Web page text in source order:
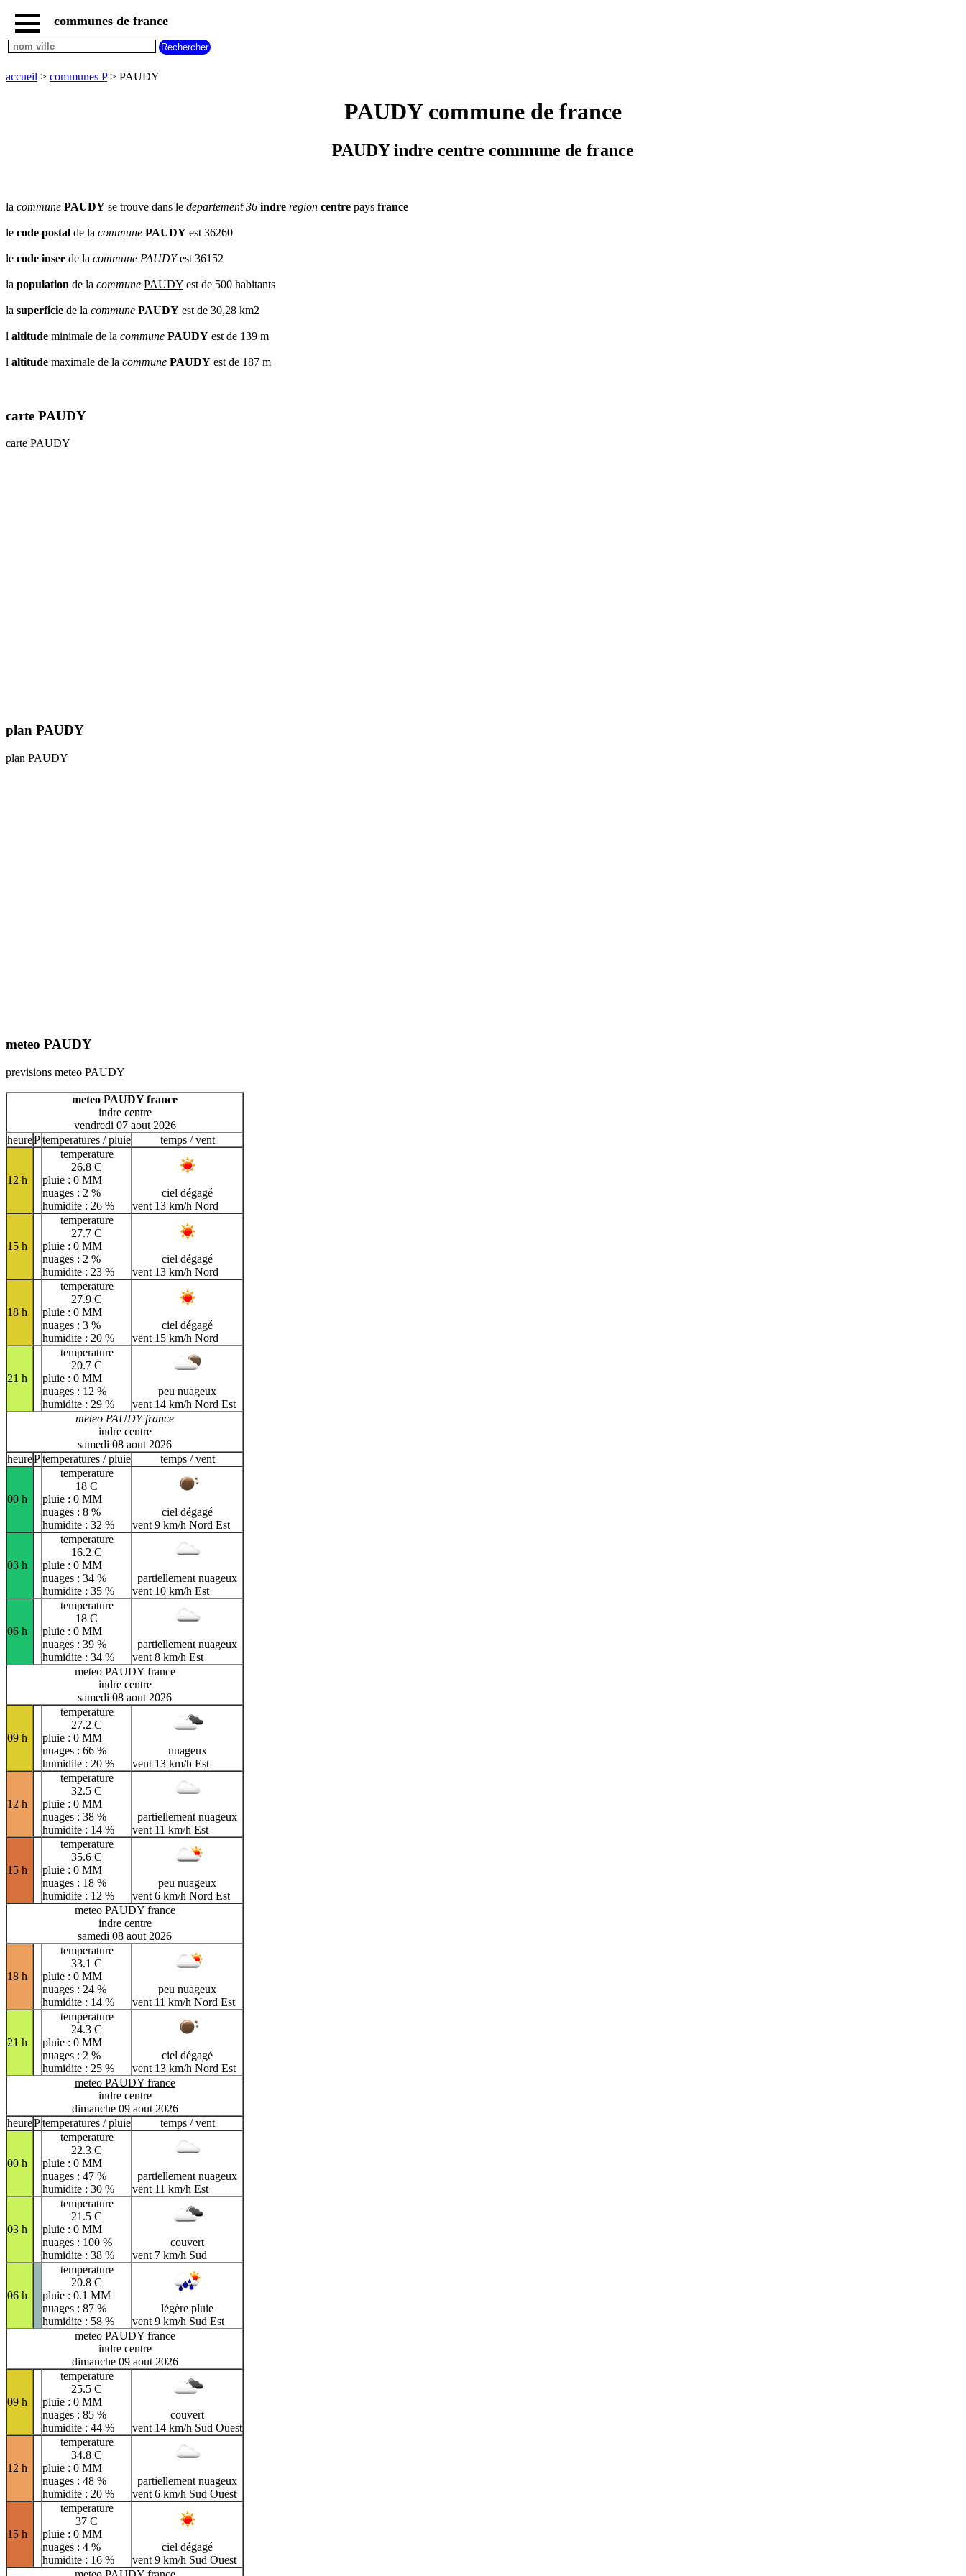
accueil
communes
regions
par
V
W X Y Z
communes de france
accueil > communes P> PAUDY
PAUDY commune de france
PAUDY indre centre commune de france
la commune PAUDY se trouve dans le departement 36 indre region centre pays france
le code postal de la commune PAUDY est 36260
le code insee de la commune PAUDYest 36152
la population de la commune PAUDY est de 500 habitants
la superficie de la commune PAUDY est de 30,28 km2
l altitude minimale de la commune PAUDY est de 139 m
l altitude maximale de la commune PAUDY est de 187 m
carte PAUDY
carte PAUDY
plan PAUDY
plan PAUDY
meteo PAUDY
previsions meteo PAUDY
meteo PAUDY france
indre centre
vendredi 07 aout 2026
heurePtemperatures / pluie temps / vent
12 h
temperature
26.8 C
pluie : 0 MM
nuages : 2 %
humidite : 26 %
ciel dégagé
vent 13 km/h Nord
15 h
temperature
27.7 C
pluie : 0 MM
nuages : 2 %
humidite : 23 %
ciel dégagé
vent 13 km/h Nord
18 h
temperature
27.9 C
pluie : 0 MM
nuages : 3 %
humidite : 20 %
ciel dégagé
vent 15 km/h Nord
21 h
temperature
20.7 C
pluie : 0 MM
nuages : 12 %
humidite : 29 %
peu nuageux
vent 14 km/h Nord Est
meteo PAUDY france
indre centre
samedi 08 aout 2026
heurePtemperatures / pluie temps / vent
00 h
temperature
18 C
pluie : 0 MM
nuages : 8 %
humidite : 32 %
ciel dégagé
vent 9 km/h Nord Est
03 h
temperature
16.2 C
pluie : 0 MM
nuages : 34 %
humidite : 35 %
partiellement nuageux
vent 10 km/h Est
06 h
temperature
18 C
pluie : 0 MM
nuages : 39 %
humidite : 34 %
partiellement nuageux
vent 8 km/h Est
meteo PAUDY france
indre centre
samedi 08 aout 2026
09 h
temperature
27.2 C
pluie : 0 MM
nuages : 66 %
humidite : 20 %
nuageux
vent 13 km/h Est
12 h
temperature
32.5 C
pluie : 0 MM
nuages : 38 %
humidite : 14 %
partiellement nuageux
vent 11 km/h Est
15 h
temperature
35.6 C
pluie : 0 MM
nuages : 18 %
humidite : 12 %
peu nuageux
vent 6 km/h Nord Est
meteo PAUDY france
indre centre
samedi 08 aout 2026
18 h
temperature
33.1 C
pluie : 0 MM
nuages : 24 %
humidite : 14 %
peu nuageux
vent 11 km/h Nord Est
21 h
temperature
24.3 C
pluie : 0 MM
nuages : 2 %
humidite : 25 %
ciel dégagé
vent 13 km/h Nord Est
meteo PAUDY france
indre centre
dimanche 09 aout 2026
heurePtemperatures / pluie temps / vent
00 h
temperature
22.3 C
pluie : 0 MM
nuages : 47 %
humidite : 30 %
partiellement nuageux
vent 11 km/h Est
03 h
temperature
21.5 C
pluie : 0 MM
nuages : 100 %
humidite : 38 %
couvert
vent 7 km/h Sud
06 h
temperature
20.8 C
pluie : 0.1 MM
nuages : 87 %
humidite : 58 %
légère pluie
vent 9 km/h Sud Est
meteo PAUDY france
indre centre
dimanche 09 aout 2026
09 h
temperature
25.5 C
pluie : 0 MM
nuages : 85 %
humidite : 44 %
couvert
vent 14 km/h Sud Ouest
12 h
temperature
34.8 C
pluie : 0 MM
nuages : 48 %
humidite : 20 %
partiellement nuageux
vent 6 km/h Sud Ouest
15 h
temperature
37 C
pluie : 0 MM
nuages : 4 %
humidite : 16 %
ciel dégagé
vent 9 km/h Sud Ouest